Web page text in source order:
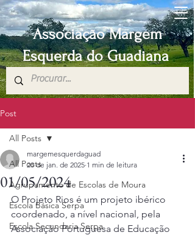
Associação Margem
Esquerda do Guadiana
Post
All Posts
Agrupamento de Escolas de Moura
Escola Básica Serpa
Escola Secundaria Serpa
All Posts
01/05/2024
margemesquerdaguad
20 de jan. de 2025 1 min de leitura
O Projeto Rios é um projeto ibérico
coordenado, a nível nacional, pela
Associação Portuguesa de Educação